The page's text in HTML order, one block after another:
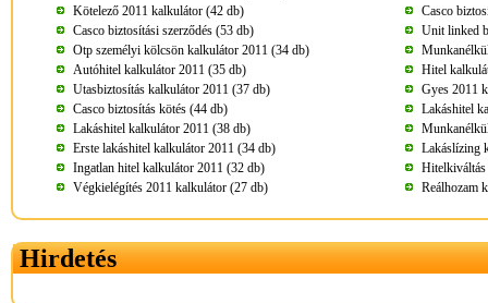
Kötelező 2011 kalkulátor (42 db)
Casco
Casco biztosítási szerződés (53 db)
Unit linked
Otp személyi kölcsön kalkulátor 2011 (34 db)
Autóhitel kalkulátor 2011 (35 db)
Hitel
Utasbiztosítás kalkulátor 2011 (37 db)
Gyes 2011
Casco biztosítás kötés (44 db)
Lakáshitel
Lakáshitel kalkulátor 2011 (38 db)
Erste lakáshitel kalkulátor 2011 (34 db)
Lakáslízing
Ingatlan hitel kalkulátor 2011 (32 db)
Végkielégítés 2011 kalkulátor (27 db)
Reálhozam
Hirdetés